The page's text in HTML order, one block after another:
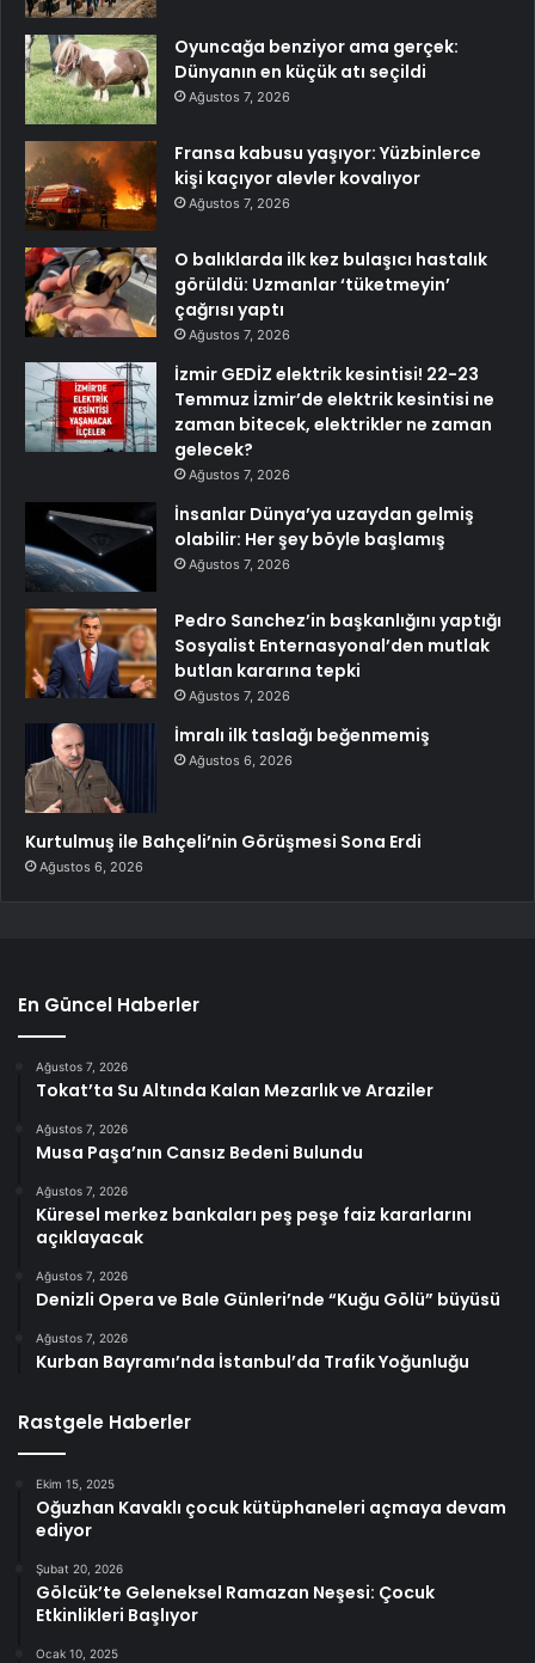
Oyuncağa benziyor ama gerçek:
Dünyanın en küçük atı seçildi
Ağustos 7, 2026
Fransa kabusu yaşıyor: Yüzbinlerce
kişi kaçıyor alevler kovalıyor
Ağustos 7, 2026
O balıklarda ilk kez bulaşıcı hastalık
görüldü: Uzmanlar ‘tüketmeyin’
çağrısı yaptı
Ağustos 7, 2026
İzmir GEDİZ elektrik kesintisi! 22-23
Temmuz İzmir’de elektrik kesintisi ne
zaman bitecek, elektrikler ne zaman
gelecek?
Ağustos 7, 2026
İnsanlar Dünya’ya uzaydan gelmiş
olabilir: Her şey böyle başlamış
Ağustos 7, 2026
Pedro Sanchez’in başkanlığını yaptığı
Sosyalist Enternasyonal’den mutlak
butlan kararına tepki
Ağustos 7, 2026
İmralı ilk taslağı beğenmemiş
Ağustos 6, 2026
Kurtulmuş ile Bahçeli’nin Görüşmesi Sona Erdi
Ağustos 6, 2026
En Güncel Haberler
Ağustos 7, 2026
Tokat’ta Su Altında Kalan Mezarlık ve Araziler
Ağustos 7, 2026
Musa Paşa’nın Cansız Bedeni Bulundu
Ağustos 7, 2026
Küresel merkez bankaları peş peşe faiz kararlarını
açıklayacak
Ağustos 7, 2026
Denizli Opera ve Bale Günleri’nde “Kuğu Gölü” büyüsü
Ağustos 7, 2026
Kurban Bayramı’nda İstanbul’da Trafik Yoğunluğu
Rastgele Haberler
Ekim 15, 2025
Oğuzhan Kavaklı çocuk kütüphaneleri açmaya devam
ediyor
Şubat 20, 2026
Gölcük’te Geleneksel Ramazan Neşesi: Çocuk
Etkinlikleri Başlıyor
Ocak 10, 2025